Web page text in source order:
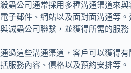
殺蟲公司通常採用多種溝通渠道來與
電子郵件、網站以及面對面溝通等
與滅蟲公司聯繫，並獲得所需的服務
通過這些溝通渠道，客戶可以獲得
括服務內容、價格以及預約安排等。